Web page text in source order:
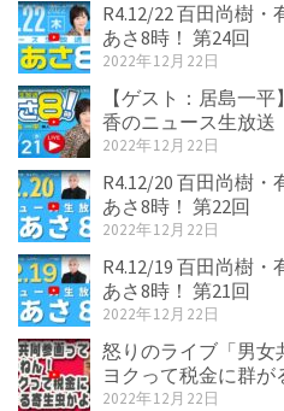
R4.12/22 百田尚樹
あさ8時！ 第24回
2022年12月22日
【ゲスト：居島一
香のニュース生放
2022年12月22日
R4.12/20 百田尚樹
あさ8時！ 第22回
2022年12月22日
R4.12/19 百田尚樹
あさ8時！ 第21回
2022年12月22日
怒りのライブ「男女
ヨクって税金に群が
2022年12月22日